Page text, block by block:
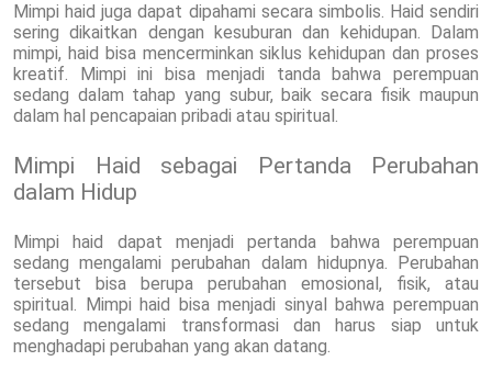
Mimpi haid juga dapat dipahami secara simbolis. Haid sendiri
sering dikaitkan dengan kesuburan dan kehidupan. Dalam
mimpi, haid bisa mencerminkan siklus kehidupan dan proses
kreatif. Mimpi ini bisa menjadi tanda bahwa perempuan
sedang dalam tahap yang subur, baik secara fisik maupun
dalam hal pencapaian pribadi atau spiritual.
Mimpi Haid sebagai Pertanda Perubahan
dalam Hidup
Mimpi haid dapat menjadi pertanda bahwa perempuan
sedang mengalami perubahan dalam hidupnya. Perubahan
tersebut bisa berupa perubahan emosional, fisik, atau
spiritual. Mimpi haid bisa menjadi sinyal bahwa perempuan
sedang mengalami transformasi dan harus siap untuk
menghadapi perubahan yang akan datang.